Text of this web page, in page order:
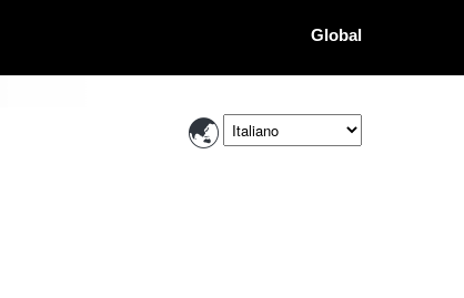
Global